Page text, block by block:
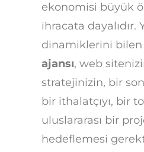
ekonomisi büyük
ihracata dayalıdır.
dinamiklerini
ajansı, web
stratejinizin, bir
bir ithalatçıyı, bir
uluslararası bir
hedeflemesi